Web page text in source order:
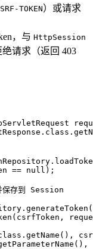
TOKEN）或请求
，与 HttpSession
请求（返回 403
== null );
存到 Session